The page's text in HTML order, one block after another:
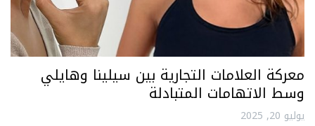
معركة العلامات التجارية بين سيلينا وهايلي
وسط الاتهامات المتبادلة
يوليو 20, 2025